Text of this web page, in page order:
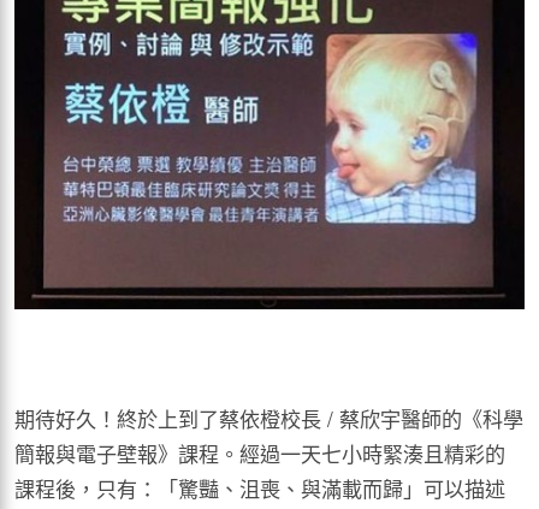
期待好久！終於上到了蔡依橙校長 / 蔡欣宇醫師的《科學
簡報與電子壁報》課程。經過一天七小時緊湊且精彩的
課程後，只有：「驚豔、沮喪、與滿載而歸」可以描述